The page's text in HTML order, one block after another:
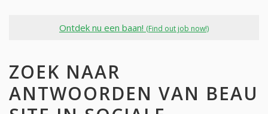
Ontdek nu een baan! (Find out job now!)
ZOEK NAAR
ANTWOORDEN VAN BEAU